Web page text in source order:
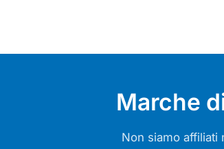
Marche
Non siamo affiliati